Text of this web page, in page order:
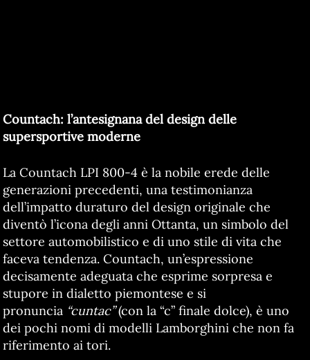
Countach: l’antesignana del design delle
supersportive moderne
La Countach LPI 800-4 è la nobile erede delle
generazioni precedenti, una testimonianza
dell’impatto duraturo del design originale che
diventò l’icona degli anni Ottanta, un simbolo del
settore automobilistico e di uno stile di vita che
faceva tendenza. Countach, un’espressione
decisamente adeguata che esprime sorpresa e
stupore in dialetto piemontese e si
pronuncia “cuntac”(con la “c” finale dolce), è uno
dei pochi nomi di modelli Lamborghini che non fa
riferimento ai tori.